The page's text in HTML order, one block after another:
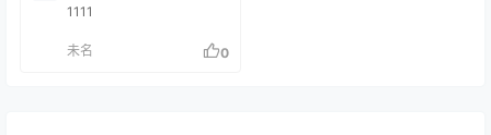
1111
未名 0